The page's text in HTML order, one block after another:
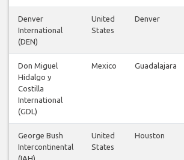
Denver
International
(DEN)
United
States
Denver
Don Miguel
Hidalgo y
Costilla
International
(GDL)
Mexico Guadalajara
George Bush
Intercontinental
(IAH)
United
States
Houston